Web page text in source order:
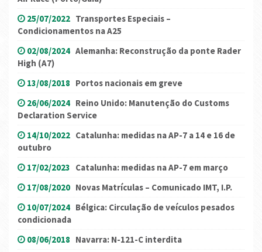
25/07/2022 Transportes Especiais –
Condicionamentos na A25
02/08/2024 Alemanha: Reconstrução da ponte Rader
High (A7)
13/08/2018 Portos nacionais em greve
26/06/2024 Reino Unido: Manutenção do Customs
Declaration Service
14/10/2022 Catalunha: medidas na AP-7 a 14 e 16 de
outubro
17/02/2023 Catalunha: medidas na AP-7 em março
17/08/2020 Novas Matrículas – Comunicado IMT, I.P.
10/07/2024 Bélgica: Circulação de veículos pesados
condicionada
08/06/2018 Navarra: N-121-C interdita